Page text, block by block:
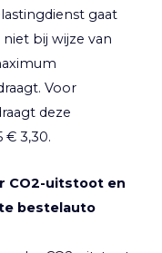
gaat
bij wijze van
Voor
deze
€ 3,30.
CO2-uitstoot en
bestelauto